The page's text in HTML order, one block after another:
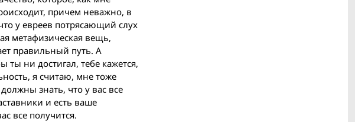
причем неважно, в
у евреев потрясающий слух
метафизическая вещь,
правильный путь. А
ты ни достигал, тебе кажется,
я считаю, мне тоже
знать, что у вас все
и есть ваше
все получится.